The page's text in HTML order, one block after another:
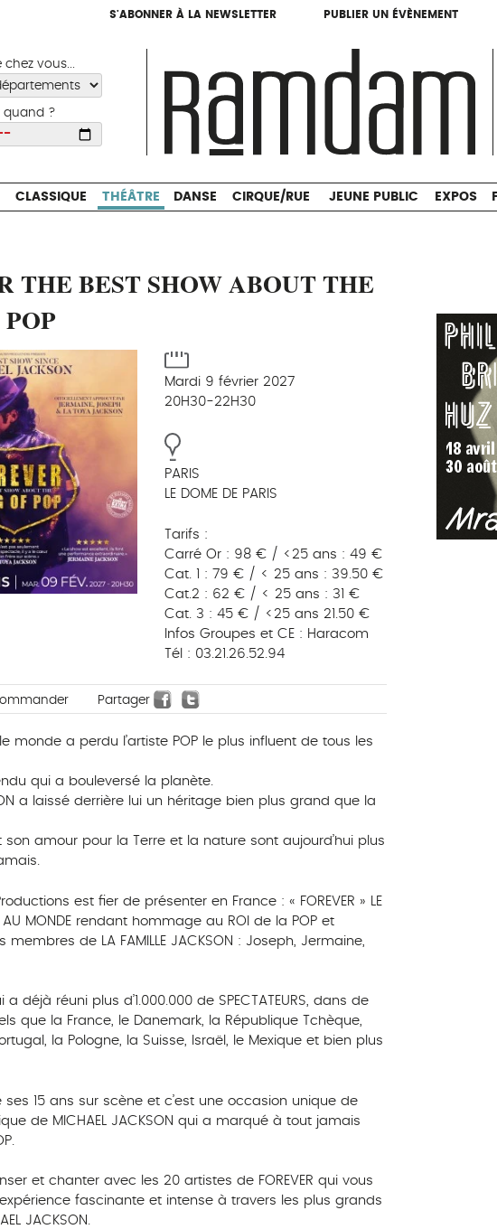
S'ABONNER À LA NEWSLETTER PUBLIER UN ÉVÈNEMENT
chez vous...
quand ?
S'ABONNER À LA NEWSLETTER PUBLIER UN ÉVÈNEMENT
CIRQUE/RUE JEUNE
CLASSIQUE THÉÂTRE DANSE CIRQUE/RUE JEUNE PUBLIC EXPOS
THE BEST SHOW ABOUT THE
Mardi 9 février 2027
20H30-22H30
PARIS
LE DOME DE PARIS
Tarifs :
Carré Or : 98 € / <25 ans : 49 €
Cat. 1 : 79 € / < 25 ans : 39.50 €
Cat.2 : 62 € / < 25 ans : 31 €
Cat. 3 : 45 € / <25 ans 21.50 €
Infos Groupes et CE : Haracom
Tél : 03.21.26.52.94
Partager
monde a perdu l’artiste POP le plus influent de tous les
qui a bouleversé la planète.
a laissé derrière lui un héritage bien plus grand que la
son amour pour la Terre et la nature sont aujourd’hui plus
est fier de présenter en France : « FOREVER » LE
AU MONDE rendant hommage au ROI de la POP et
de LA FAMILLE JACKSON : Joseph, Jermaine,
déjà réuni plus d’1.000.000 de SPECTATEURS, dans de
que la France, le Danemark, la République Tchèque,
la Pologne, la Suisse, Israël, le Mexique et bien plus
ses 15 ans sur scène et c’est une occasion unique de
de MICHAEL JACKSON qui a marqué à tout jamais
et chanter avec les 20 artistes de FOREVER qui vous
fascinante et intense à travers les plus grands
JACKSON.